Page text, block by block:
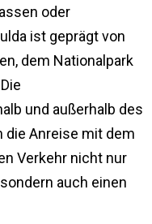
oder
ist geprägt von
dem Nationalpark
und außerhalb des
Anreise mit dem
Verkehr nicht nur
auch einen